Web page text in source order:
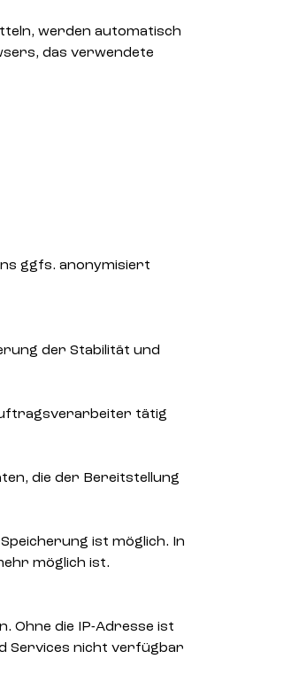
werden automatisch
das verwendete
ggfs. anonymisiert
der Stabilität und
tätig
die der Bereitstellung
ist möglich. In
möglich ist.
Ohne die IP-Adresse ist
Services nicht verfügbar